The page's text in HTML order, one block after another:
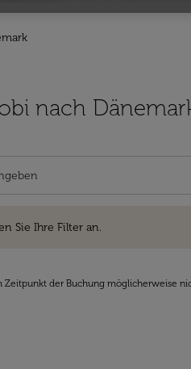
nach
Sie Ihre Filter an.
der Buchung möglicherweise